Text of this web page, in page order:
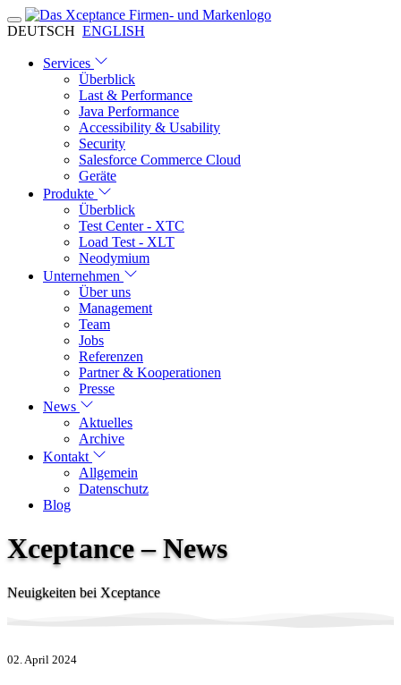
DEUTSCH ENGLISH
Services
Überblick
Last & Performance
Java Performance
Accessibility & Usability
Security
Salesforce Commerce Cloud
Geräte
Produkte
Überblick
Test Center - XTC
Load Test - XLT
Neodymium
Unternehmen
Über uns
Management
Team
Jobs
Referenzen
Partner & Kooperationen
Presse
News
Aktuelles
Archive
Kontakt
Allgemein
Datenschutz
Blog
Xceptance – News
Neuigkeiten bei Xceptance
02. April 2024